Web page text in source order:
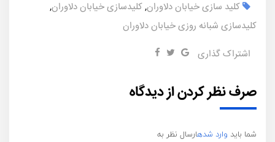
کلید سازی خیابان دلاوران,کلیدسازی خیابان دلاوران,
کلیدسازی شبانه روزی خیابان دلاوران
اشتراک گذاری
صرف نظر کردن از دیدگاه
شما باید وارد شدهارسال نظر به